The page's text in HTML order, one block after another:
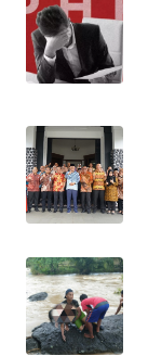
WN
BEKASI
BOGOR
WN
DEPOK
WN
TAPANULI
UTARA